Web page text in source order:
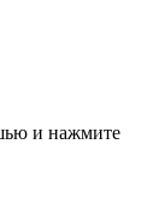
и нажмите